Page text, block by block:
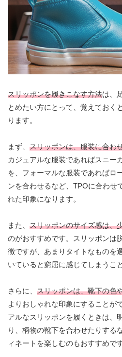
スリッポンを履きこなす方法は、
とめたい方にとって、覚えておく
ります。
まず、 スリッポンは、服装に合わ
カジュアルな服装であればスニー
を、フォーマルな服装であればロ
ンを合わせるなど、TPOに合わせ
れた印象になります。
また、 スリッポンのサイズ感は、
のがおすすめです。スリッポンは
徴ですが、あまりタイトなものを
いていると窮屈に感じてしまうこ
さらに、 スリッポンは、靴下の色
よりおしゃれな印象にすることが
アルなスリッポンを履くときは、
り、柄物の靴下を合わせたりする
ィネートを楽しむのもおすすめです